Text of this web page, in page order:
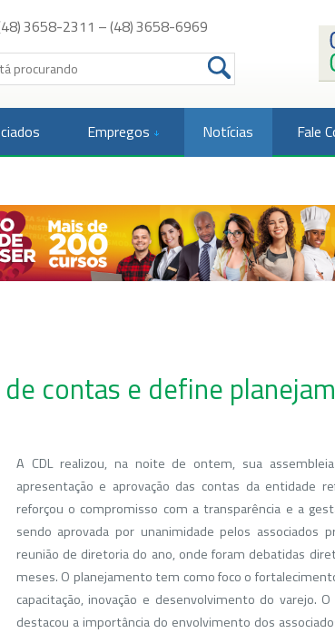
3658-2311 – (48) 3658-6969
Empregos Notícias Fale
contas e define
A CDL realizou, na noite de ontem, sua
apresentação e aprovação das contas da entidade
reforçou o compromisso com a transparência e a
sendo aprovada por unanimidade pelos associados
reunião de diretoria do ano, onde foram debatidas
meses. O planejamento tem como foco o
capacitação, inovação e desenvolvimento do varejo.
destacou a importância do envolvimento dos